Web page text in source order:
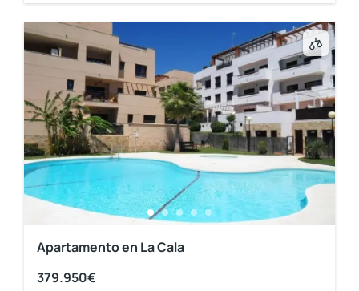
Apartamento en La Cala
379.950€